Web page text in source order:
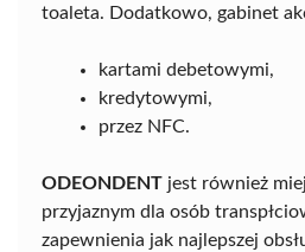
toaleta. Dodatkowo, gabinet
kartami debetowymi,
kredytowymi,
przez NFC.
ODEONDENT jest również
przyjaznym dla osób
zapewnienia jak najlepszej